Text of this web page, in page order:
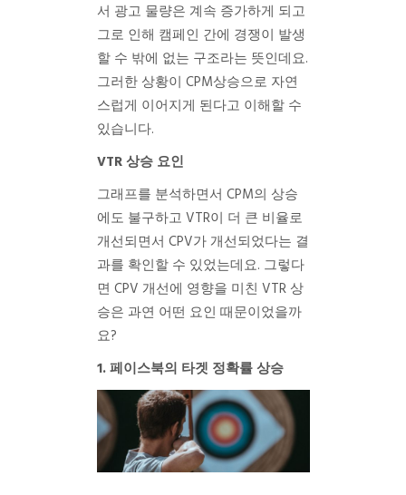
서 광고 물량은 계속 증가하게 되고
그로 인해 캠페인 간에 경쟁이 발생
할 수 밖에 없는 구조라는 뜻인데요.
그러한 상황이 CPM상승으로 자연
스럽게 이어지게 된다고 이해할 수
있습니다.
VTR 상승 요인
그래프를 분석하면서 CPM의 상승
에도 불구하고 VTR이 더 큰 비율로
개선되면서 CPV가 개선되었다는 결
과를 확인할 수 있었는데요. 그렇다
면 CPV 개선에 영향을 미친 VTR 상
승은 과연 어떤 요인 때문이었을까
요?
1. 페이스북의 타겟 정확률 상승